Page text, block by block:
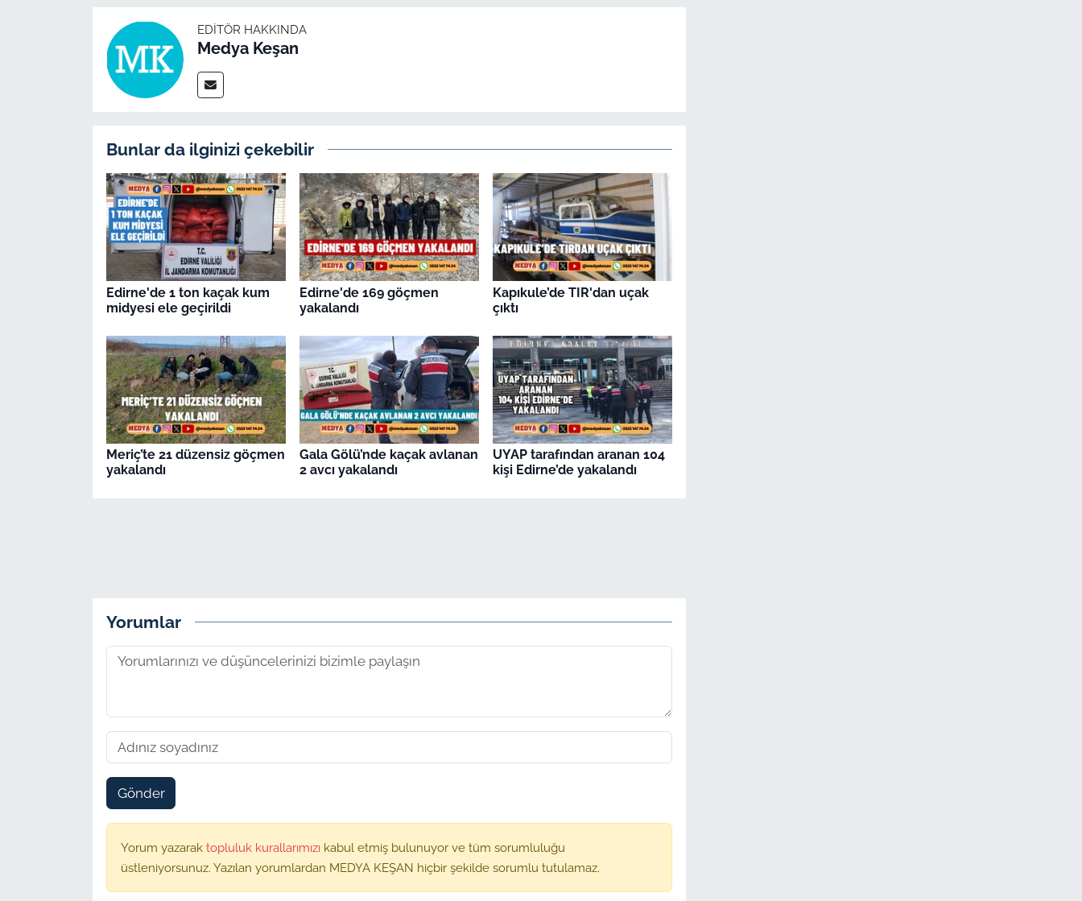
EDITÖR HAKKINDA
Medya Keşan
Bunlar da ilginizi çekebilir
Edirne'de 1 ton kaçak kum
midyesi ele geçirildi
Edirne'de 169 göçmen
yakalandı
Kapıkule’de TIR'dan uçak
çıktı
Meriç’te 21 düzensiz göçmen
yakalandı
Gala Gölü’nde kaçak avlanan
2 avcı yakalandı
UYAP tarafından aranan 104
kişi Edirne’de yakalandı
Yorumlar
Gönder
Yorum yazarak topluluk kurallarımızı kabul etmiş bulunuyor ve tüm sorumluluğu
üstleniyorsunuz. Yazılan yorumlardan MEDYA KEŞAN hiçbir şekilde sorumlu tutulamaz.